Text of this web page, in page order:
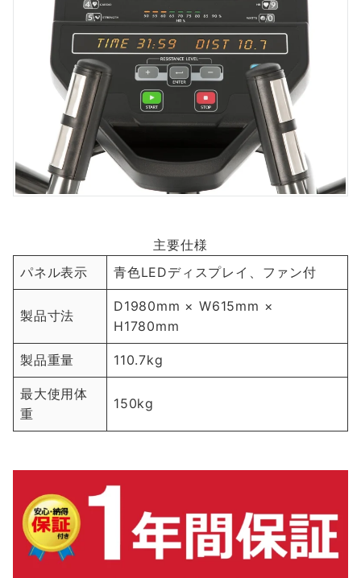
主要仕様
パネル表示
青色LEDディスプレイ、ファン付
製品寸法
D1980mm × W615mm ×
H1780mm
製品重量 110.7kg
最大使用体
重
150kg